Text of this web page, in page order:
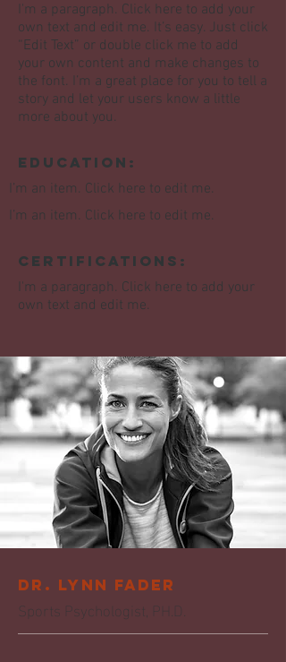
I'm a paragraph. Click here to add your
own text and edit me. It’s easy. Just click
“Edit Text” or double click me to add
your own content and make changes to
the font. I’m a great place for you to tell a
story and let your users know a little
more about you.
Education:
I’m an item. ​Click here to edit me.
I’m an item. ​Click here to edit me.
Certifications:
I'm a paragraph. Click here to add your
own text and edit me.
Dr. Lynn Fader
Sports Psychologist, PH.D.